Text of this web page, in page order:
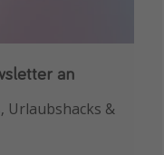
an
Urlaubshacks &
als